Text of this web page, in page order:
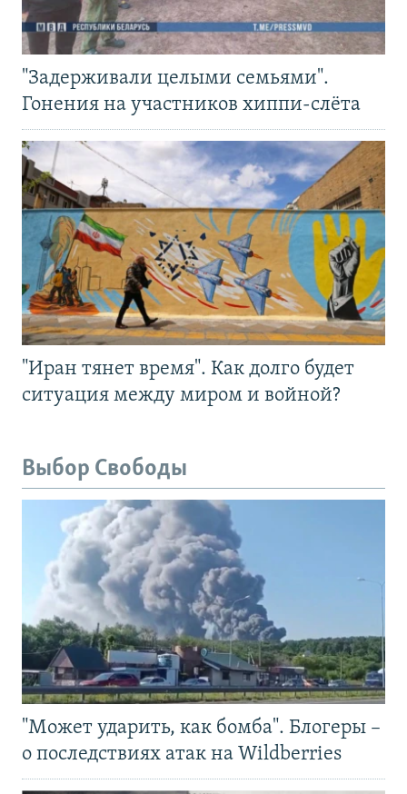
"Задерживали целыми семьями".
Гонения на участников хиппи-слёта
"Иран тянет время". Как долго будет
ситуация между миром и войной?
Выбор Свободы
"Может ударить, как бомба". Блогеры –
о последствиях атак на Wildberries